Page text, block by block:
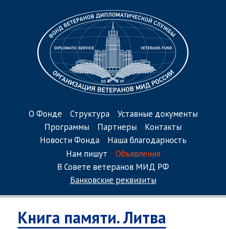
О Фонде Структура
Уставные документы
Программы
Партнеры
Контакты
Новости Фонда
Наша благодарность
Нам пишут
Объявления
В Совете ветеранов МИД РФ
Банковские реквизиты
Книга памяти. Литва